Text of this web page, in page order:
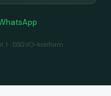
· DSGVO-konform